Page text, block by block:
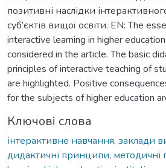
позитивні наслідки
суб’єктів вищої освіти. EN: The
interactive learning in higher
considered in the article. The basic
principles of interactive teaching of
are highlighted. Positive
for the subjects of higher education
Ключові слова
інтерактивне навчання, заклади
дидактичні принципи,